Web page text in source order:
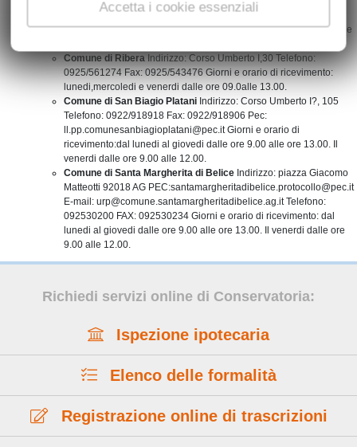
Comune di MenfiIndirizzo: Via Mazzini,1 Telefono: 0925/70359
Fax: 0925/70353 Giorni e orario di ricevimento: lunedi, mercoledi e
Comune di Ribera Indirizzo: Corso Umberto I,30 Telefono:
0925/561274 Fax: 0925/543476 Giorni e orario di ricevimento:
lunedi,mercoledi e venerdi dalle ore 09.0alle 13.00.
Comune di San Biagio Platani Indirizzo: Corso Umberto I?, 105
Telefono: 0922/918918 Fax: 0922/918906 Pec:
ll.pp.comunesanbiagioplatani@pec.it Giorni e orario di
ricevimento:dal lunedi al giovedi dalle ore 9.00 alle ore 13.00. Il
venerdi dalle ore 9.00 alle 12.00.
Comune di Santa Margherita di Belice Indirizzo: piazza Giacomo
Matteotti 92018 AG PEC:santamargheritadibelice.protocollo@pec.it
E-mail: urp@comune.santamargheritadibelice.ag.it Telefono:
092530200 FAX: 092530234 Giorni e orario di ricevimento: dal
lunedi al giovedi dalle ore 9.00 alle ore 13.00. Il venerdi dalle ore
9.00 alle 12.00.
Richiedi servizi online di Conservatoria:
Ispezione ipotecaria
Elenco delle formalità
Registrazione online di trascrizioni
Accetta i cookie essenziali